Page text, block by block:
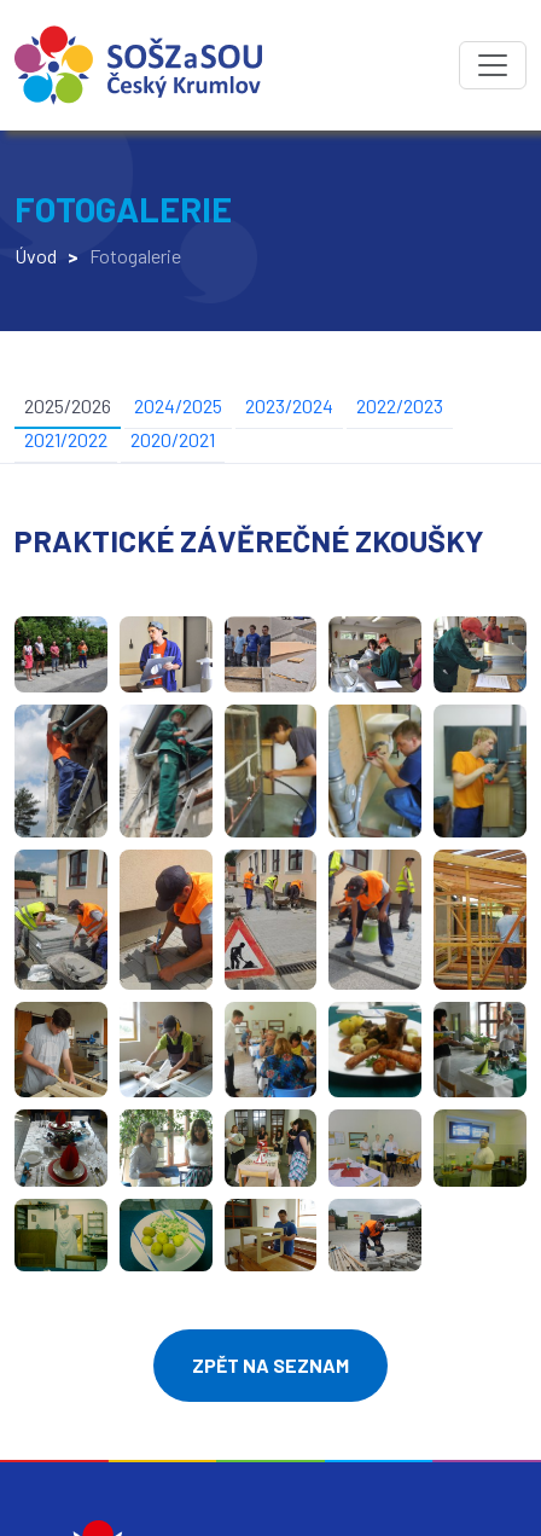
FOTOGALERIE
Úvod > Fotogalerie
2025/2026 2024/2025 2023/2024
2022/2023
2021/2022
2020/2021
PRAKTICKÉ ZÁVĚREČNÉ ZKOUŠKY
ZPĚT NA SEZNAM